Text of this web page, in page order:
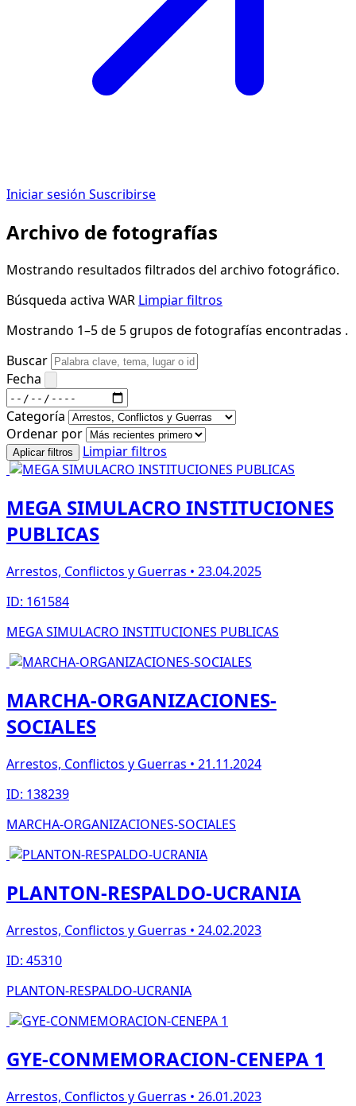
Iniciar sesión Suscribirse
Archivo de fotografías
Mostrando resultados filtrados del archivo fotográfico.
Búsqueda activa WAR Limpiar filtros
Mostrando 1–5 de 5 grupos de fotografías encontradas .
Buscar
Fecha
Categoría
Ordenar por
Aplicar filtros Limpiar filtros
MEGA SIMULACRO INSTITUCIONES
PUBLICAS
Arrestos, Conflictos y Guerras • 23.04.2025
ID: 161584
MEGA SIMULACRO INSTITUCIONES PUBLICAS
MARCHA-ORGANIZACIONES-
SOCIALES
Arrestos, Conflictos y Guerras • 21.11.2024
ID: 138239
MARCHA-ORGANIZACIONES-SOCIALES
PLANTON-RESPALDO-UCRANIA
Arrestos, Conflictos y Guerras • 24.02.2023
ID: 45310
PLANTON-RESPALDO-UCRANIA
GYE-CONMEMORACION-CENEPA 1
Arrestos, Conflictos y Guerras • 26.01.2023